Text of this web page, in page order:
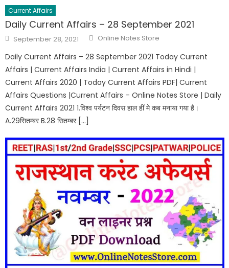
Current Affairs
Daily Current Affairs – 28 September 2021
September 28, 2021 Online Notes Store
Daily Current Affairs – 28 September 2021 Today Current
Affairs | Current Affairs India | Current Affairs in Hindi |
Current Affairs 2020 | Today Current Affairs PDF| Current
Affairs Questions |Current Affairs – Online Notes Store | Daily
Current Affairs 2021 1.विश्व पर्यटन दिवस हाल हीं मे कब मनाया गया है।
A.29सितम्बर B.28 सितम्बर […]